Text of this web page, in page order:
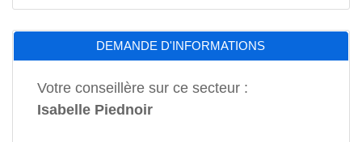
DEMANDE D'INFORMATIONS
Votre conseillère sur ce secteur :
Isabelle Piednoir